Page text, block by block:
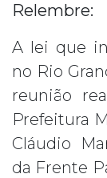
Relembre:
A lei que
no Rio
reunião
Prefeitura
Cláudio
da Frente